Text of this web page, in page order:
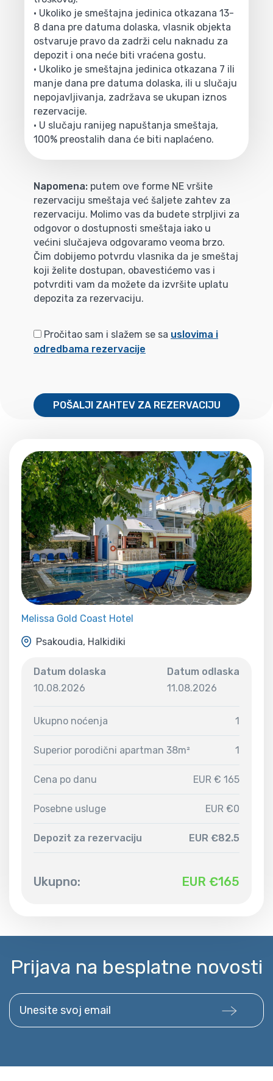
• Ukoliko je smeštajna jedinica otkazana 13-
8 dana pre datuma dolaska, vlasnik objekta
ostvaruje pravo da zadrži celu naknadu za
depozit i ona neće biti vraćena gostu.
• Ukoliko je smeštajna jedinica otkazana 7 ili
manje dana pre datuma dolaska, ili u slučaju
nepojavljivanja, zadržava se ukupan iznos
rezervacije.
• U slučaju ranijeg napuštanja smeštaja,
100% preostalih dana će biti naplaćeno.
Napomena: putem ove forme NE vršite
rezervaciju smeštaja već šaljete zahtev za
rezervaciju. Molimo vas da budete strpljivi za
odgovor o dostupnosti smeštaja iako u
većini slučajeva odgovaramo veoma brzo.
Čim dobijemo potvrdu vlasnika da je smeštaj
koji želite dostupan, obavestićemo vas i
potvrditi vam da možete da izvršite uplatu
depozita za rezervaciju.
Pročitao sam i slažem se sa uslovima i
odredbama rezervacije
POŠALJI ZAHTEV ZA REZERVACIJU
Melissa Gold Coast Hotel
Psakoudia, Halkidiki
Datum dolaska
10.08.2026
Datum odlaska
11.08.2026
Ukupno noćenja 1
Superior porodični apartman 38m² 1
Cena po danu EUR € 165
Posebne usluge EUR €0
Depozit za rezervaciju EUR €82.5
Ukupno: EUR €165
Prijava na besplatne novosti
Unesite svoj email